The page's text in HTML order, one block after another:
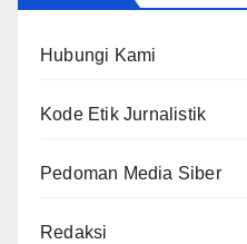
Hubungi Kami
Kode Etik Jurnalistik
Pedoman Media Siber
Redaksi